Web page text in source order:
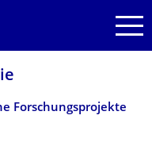
Forschungsprojekte